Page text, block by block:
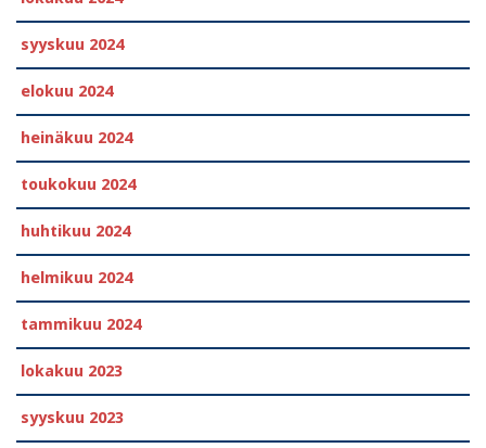
syyskuu 2024
elokuu 2024
heinäkuu 2024
toukokuu 2024
huhtikuu 2024
helmikuu 2024
tammikuu 2024
lokakuu 2023
syyskuu 2023